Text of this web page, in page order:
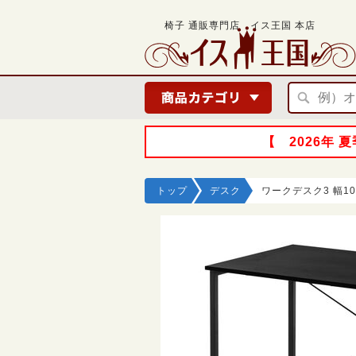
椅子 通販専門店 イス王国 本店
【 2026年 夏
トップ デスク ワークデスク3 幅